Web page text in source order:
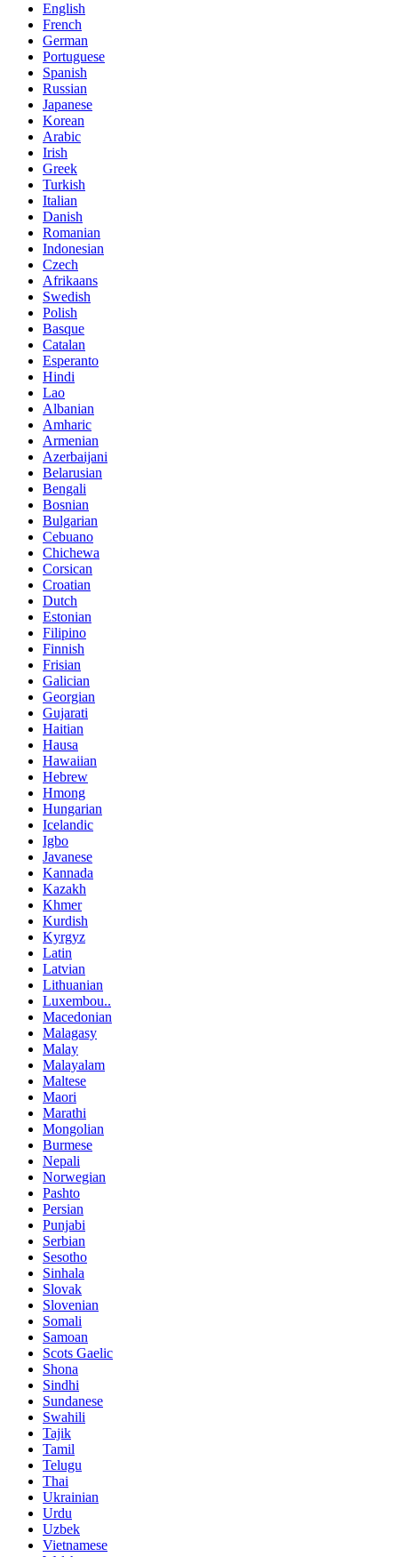
English
French
German
Portuguese
Spanish
Russian
Japanese
Korean
Arabic
Irish
Greek
Turkish
Italian
Danish
Romanian
Indonesian
Czech
Afrikaans
Swedish
Polish
Basque
Catalan
Esperanto
Hindi
Lao
Albanian
Amharic
Armenian
Azerbaijani
Belarusian
Bengali
Bosnian
Bulgarian
Cebuano
Chichewa
Corsican
Croatian
Dutch
Estonian
Filipino
Finnish
Frisian
Galician
Georgian
Gujarati
Haitian
Hausa
Hawaiian
Hebrew
Hmong
Hungarian
Icelandic
Igbo
Javanese
Kannada
Kazakh
Khmer
Kurdish
Kyrgyz
Latin
Latvian
Lithuanian
Luxembou..
Macedonian
Malagasy
Malay
Malayalam
Maltese
Maori
Marathi
Mongolian
Burmese
Nepali
Norwegian
Pashto
Persian
Punjabi
Serbian
Sesotho
Sinhala
Slovak
Slovenian
Somali
Samoan
Scots Gaelic
Shona
Sindhi
Sundanese
Swahili
Tajik
Tamil
Telugu
Thai
Ukrainian
Urdu
Uzbek
Vietnamese